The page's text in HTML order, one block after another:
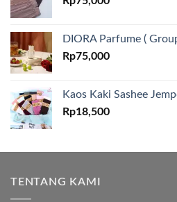
DIORA Parfume (
Rp75,000
Kaos Kaki Sashee
Rp18,500
TENTANG KAMI